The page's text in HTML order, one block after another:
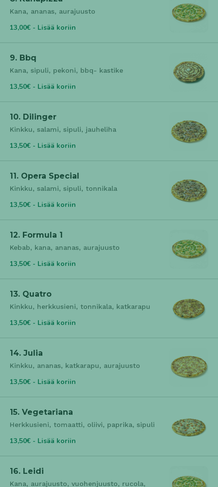
Kana, ananas, aurajuusto
13,00€ - Lisää koriin
9. Bbq
Kana, sipuli, pekoni, bbq- kastike
13,50€ - Lisää koriin
10. Dilinger
Kinkku, salami, sipuli, jauheliha
13,50€ - Lisää koriin
11. Opera Special
Kinkku, salami, sipuli, tonnikala
13,50€ - Lisää koriin
12. Formula 1
Kebab, kana, ananas, aurajuusto
13,50€ - Lisää koriin
13. Quatro
Kinkku, herkkusieni, tonnikala, katkarapu
13,50€ - Lisää koriin
14. Julia
Kinkku, ananas, katkarapu, aurajuusto
13,50€ - Lisää koriin
15. Vegetariana
Herkkusieni, tomaatti, oliivi, paprika, sipuli
13,50€ - Lisää koriin
16. Leidi
Kana, aurajuusto, vuohenjuusto, rucola,